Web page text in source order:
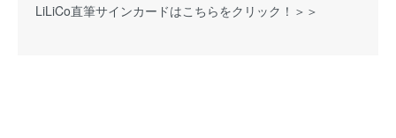
LiLiCo直筆サインカードはこちらをクリック！＞＞